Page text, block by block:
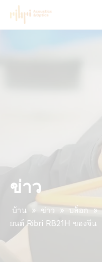
ข่าว
บ้าน » ข่าว » บล็อก »
ยนต์ Ribri RB21H ของจีน